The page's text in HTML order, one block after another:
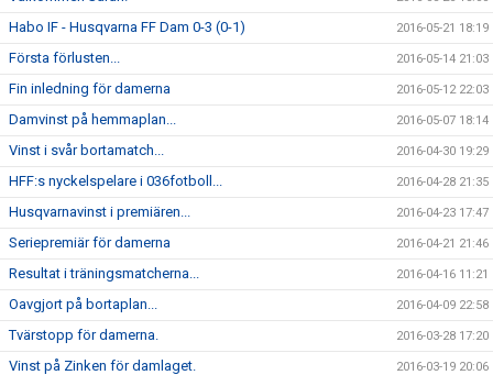
Habo IF - Husqvarna FF Dam 0-3 (0-1) 2016-05-21 18:19
Första förlusten... 2016-05-14 21:03
Fin inledning för damerna 2016-05-12 22:03
Damvinst på hemmaplan... 2016-05-07 18:14
Vinst i svår bortamatch... 2016-04-30 19:29
HFF:s nyckelspelare i 036fotboll... 2016-04-28 21:35
Husqvarnavinst i premiären... 2016-04-23 17:47
Seriepremiär för damerna 2016-04-21 21:46
Resultat i träningsmatcherna... 2016-04-16 11:21
Oavgjort på bortaplan... 2016-04-09 22:58
Tvärstopp för damerna. 2016-03-28 17:20
Vinst på Zinken för damlaget. 2016-03-19 20:06